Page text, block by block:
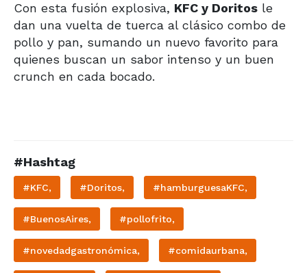
Con esta fusión explosiva, KFC y Doritos le
dan una vuelta de tuerca al clásico combo de
pollo y pan, sumando un nuevo favorito para
quienes buscan un sabor intenso y un buen
crunch en cada bocado.
#Hashtag
#KFC, #Doritos, #hamburguesaKFC,
#BuenosAires, #pollofrito,
#novedadgastronómica, #comidaurbana,